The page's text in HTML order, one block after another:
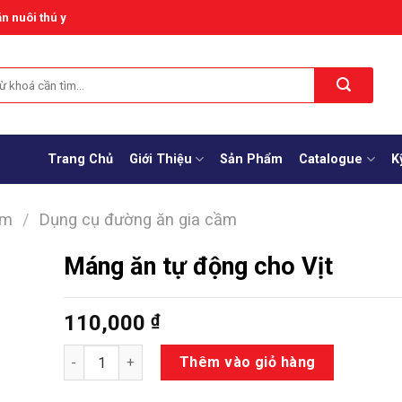
nuôi thú y
Trang Chủ Giới Thiệu Sản Phẩm Catalogue
/ Dụng cụ đường ăn gia cầm
Máng ăn tự động cho Vịt
110,000 ₫
Số lượng Thêm vào giỏ hàng